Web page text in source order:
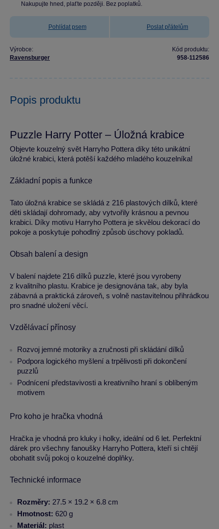
Nakupujte hned, plaťte později. Bez poplatků.
Pohlídat psem Poslat přátelům
Výrobce:
Ravensburger
Kód produktu:
958-112586
Popis produktu
Puzzle Harry Potter – Úložná krabice
Objevte kouzelný svět Harryho Pottera díky této unikátní
úložné krabici, která potěší každého mladého kouzelníka!
Základní popis a funkce
Tato úložná krabice se skládá z 216 plastových dílků, které
děti skládají dohromady, aby vytvořily krásnou a pevnou
krabici. Díky motivu Harryho Pottera je skvělou dekorací do
pokoje a poskytuje pohodlný způsob úschovy pokladů.
Obsah balení a design
V balení najdete 216 dílků puzzle, které jsou vyrobeny
z kvalitního plastu. Krabice je designována tak, aby byla
zábavná a praktická zároveň, s volně nastavitelnou přihrádkou
pro snadné uložení věcí.
Vzdělávací přínosy
Rozvoj jemné motoriky a zručnosti při skládání dílků
Podpora logického myšlení a trpělivosti při dokončení
puzzlů
Podnícení představivosti a kreativního hraní s oblíbeným
motivem
Pro koho je hračka vhodná
Hračka je vhodná pro kluky i holky, ideální od 6 let. Perfektní
dárek pro všechny fanoušky Harryho Pottera, kteří si chtějí
obohatit svůj pokoj o kouzelné doplňky.
Technické informace
Rozměry: 27.5 × 19.2 × 6.8 cm
Hmotnost: 620 g
Materiál: plast